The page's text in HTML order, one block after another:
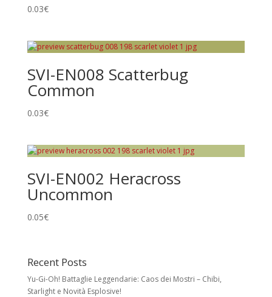
Rarità principali
Uncommon
Rare
Reverse Holo:effetto foil su tutta la carta
numero collezionistico.
Rare Holo:stella nera e illustrazione foil.
e/o design unico. Include Pokémon ex,
Pokémon Star, LV.X, LEGEND, Prime, EX, GX.
0.03€
SVI-EN008 Scatterbug
Common
0.03€
SVI-EN002 Heracross
Uncommon
0.05€
Recent Posts
Yu-Gi-Oh! Battaglie Leggendarie: Caos dei Mostri – Chibi,
Starlight e Novità Esplosive!